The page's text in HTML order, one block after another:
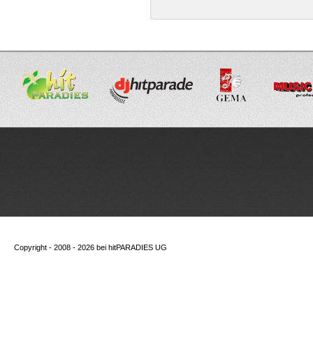
Copyright - 2008 - 2026 bei hitPARADIES UG